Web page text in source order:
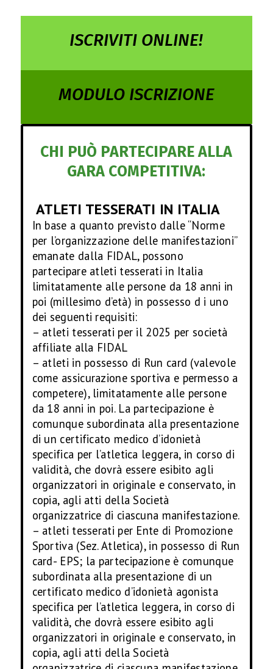
ISCRIVITI ONLINE!
MODULO ISCRIZIONE
CHI PUÒ PARTECIPARE ALLA
GARA COMPETITIVA:
ATLETI TESSERATI IN ITALIA
In base a quanto previsto dalle “Norme
per l’organizzazione delle manifestazioni”
emanate dalla FIDAL, possono
partecipare atleti tesserati in Italia
limitatamente alle persone da 18 anni in
poi (millesimo d’età) in possesso d i uno
dei seguenti requisiti:
– atleti tesserati per il 2025 per società
affiliate alla FIDAL
– atleti in possesso di Run card (valevole
come assicurazione sportiva e permesso a
competere), limitatamente alle persone
da 18 anni in poi. La partecipazione è
comunque subordinata alla presentazione
di un certificato medico d’idonietà
specifica per l’atletica leggera, in corso di
validità, che dovrà essere esibito agli
organizzatori in originale e conservato, in
copia, agli atti della Società
organizzatrice di ciascuna manifestazione.
– atleti tesserati per Ente di Promozione
Sportiva (Sez. Atletica), in possesso di Run
card- EPS; la partecipazione è comunque
subordinata alla presentazione di un
certificato medico d’idonietà agonista
specifica per l’atletica leggera, in corso di
validità, che dovrà essere esibito agli
organizzatori in originale e conservato, in
copia, agli atti della Società